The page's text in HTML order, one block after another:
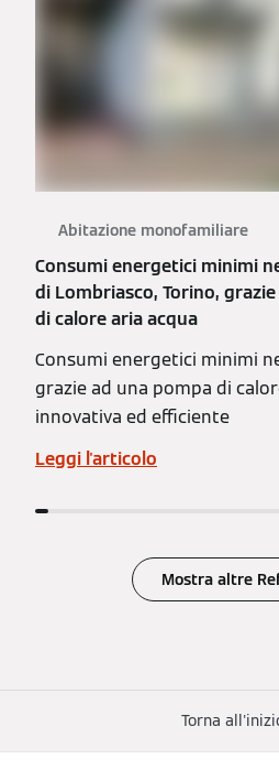
Abitazione monofamiliare
Consumi energetici minimi
di Lombriasco, Torino,
di calore aria acqua
Consumi energetici minimi
grazie ad una pompa di
innovativa ed efficiente
Leggi l'articolo
Mostra altre
Torna